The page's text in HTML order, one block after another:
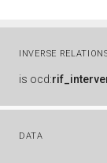
INVERSE
is ocd:
DATA